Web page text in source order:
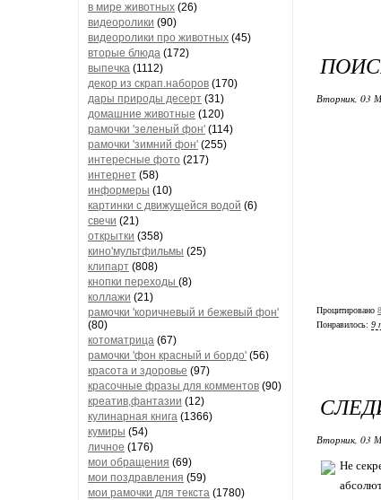
в мире животных (26)
видеоролики (90)
видеоролики про животных (45)
вторые блюда (172)
выпечка (1112)
декор из скрап.наборов (170)
дары природы десерт (31)
домашние животные (120)
рамочки 'зеленый фон' (114)
рамочки 'зимний фон' (255)
интересные фото (217)
интернет (58)
информеры (10)
картинки с движущейся водой (6)
свечи (21)
открытки (358)
кино'мультфильмы (25)
клипарт (808)
кнопки переходы (8)
коллажи (21)
рамочки 'коричневый и бежевый фон'
(80)
котоматрица (67)
рамочки 'фон красный и бордо' (56)
красота и здоровье (97)
красочные фразы для комментов (90)
креатив,фантазии (12)
кулинарная книга (1366)
кумиры (54)
личное (176)
мои обращения (69)
мои поздравления (59)
мои рамочки для текста (1780)
Вторник, 03
Процитировано
Понравилось: 9
Вторник, 03
Не